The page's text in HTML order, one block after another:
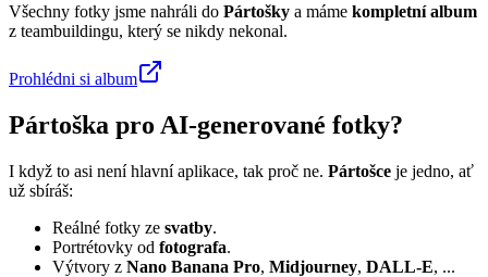
Všechny fotky jsme nahráli do Pártošky a máme kompletní album
z teambuildingu, který se nikdy nekonal.
Prohlédni si album
Pártoška pro AI-generované fotky?
I když to asi není hlavní aplikace, tak proč ne. Pártošce je jedno, ať
už sbíráš:
Reálné fotky ze svatby.
Portrétovky od fotografa.
Výtvory z Nano Banana Pro, Midjourney, DALL-E, ...